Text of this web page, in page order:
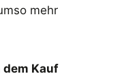
mehr
dem Kauf